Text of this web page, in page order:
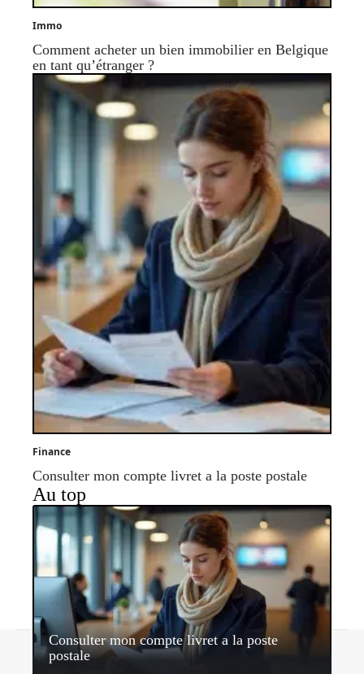
Immo
Comment acheter un bien immobilier en Belgique
en tant qu’étranger ?
Finance
Consulter mon compte livret a la poste postale
Au top
Consulter mon compte livret a la poste
postaleContact Mentions légales Sitemap